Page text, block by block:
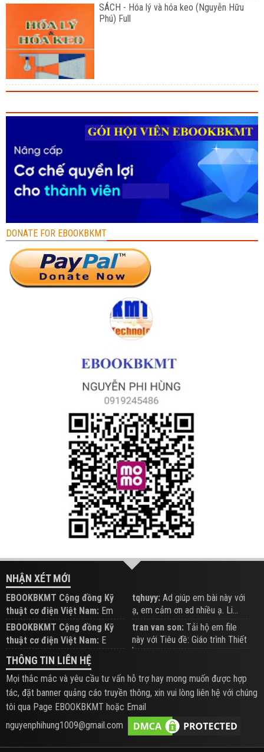
SÁCH - Hóa lý và hóa keo (Nguyễn Hữu
Phú) Full
DONATE FOR EBOOKBKMT
NHẬN XÉT MỚI
EBOOKBKMT Cộng đồng Kỹ
thuật cơ điện Việt Nam: Em
đăng trên Group hỗ trợ nhé
tqhuyy: Ad giúp em bài này với
ạ, em cảm ơn ad nhiều ạ. Li...
EBOOKBKMT Cộng đồng Kỹ
thuật cơ điện Việt Nam: E
xem hỗ trợ trên Group
tran van son: Tải hộ em file
này với Tiêu đề: Giáo trình Thiết
b...
THÔNG TIN LIÊN HỆ
Mọi thắc mắc và yêu cầu tư vấn hỗ trợ hay mong muốn được hợp
tác, đặt banner quảng cáo truyền thông, xin vui lòng liên hệ với chúng
tôi qua Page EBOOKBKMT hoặc Email
nguyenphihung1009@gmail.com